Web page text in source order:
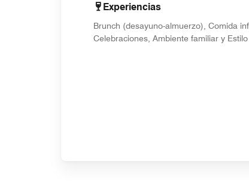
Experiencias
Brunch (desayuno-almuerzo), Comida
Celebraciones, Ambiente familiar y